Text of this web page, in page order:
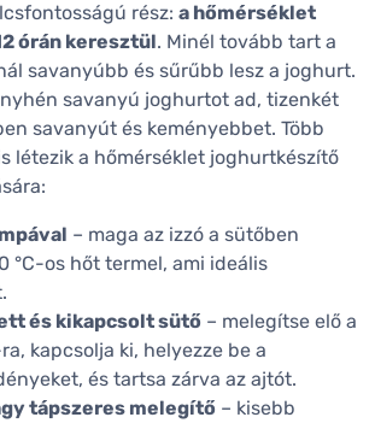
rész: a hőmérséklet
órán keresztül. Minél tovább tart a
savanyúbb és sűrűbb lesz a joghurt.
savanyú joghurtot ad, tizenkét
savanyút és keményebbet. Több
létezik a hőmérséklet joghurtkészítő
– maga az izzó a sütőben
°C-os hőt termel, ami ideális
és kikapcsolt sütő – melegítse elő a
kapcsolja ki, helyezze be a
és tartsa zárva az ajtót.
tápszeres melegítő – kisebb